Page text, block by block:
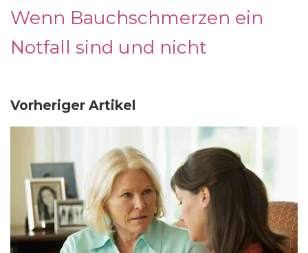
Wenn Bauchschmerzen ein
Notfall sind und nicht
Vorheriger Artikel